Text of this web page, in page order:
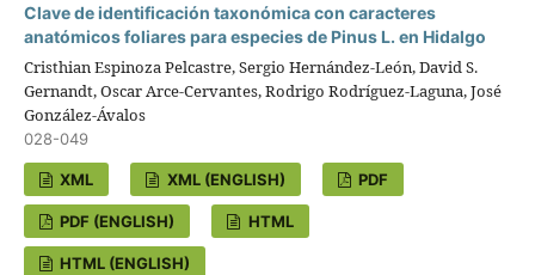
Clave de identificación taxonómica con caracteres
anatómicos foliares para especies de Pinus L. en Hidalgo
Cristhian Espinoza Pelcastre, Sergio Hernández-León, David S.
Gernandt, Oscar Arce-Cervantes, Rodrigo Rodríguez-Laguna, José
González-Ávalos
028-049
XML XML (ENGLISH) PDF
PDF (ENGLISH) HTML
HTML (ENGLISH)